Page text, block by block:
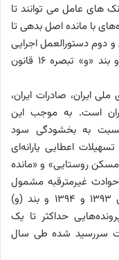
های عامل می توانند تا
با مانده اصل بدهی تا
و دوم دستورالعمل اجرایی
تبصره 35 اصلاح قانون بودجه سال 1395 و بند «و» تبصره 16 قانون
ایران، صادرات ایران،
است. به موجب این
نسبت به بخشودگی سود
اعطایی یارانه‌ای
روستایی» و «مانده
غیرمترقبه مشمول
بندهای (د) تبصره 11 قانون بودجه سال‌های 1393 و 1394 و بند (و)
1395» در مورد پرونده‌هایی حداکثر تا یک
سررسید شده طی سال